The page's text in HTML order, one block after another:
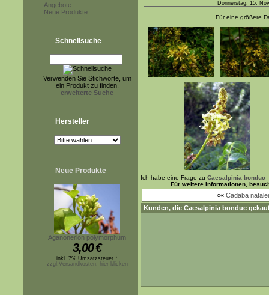
Angebote
Neue Produkte
Schnellsuche
Verwenden Sie Stichworte, um
ein Produkt zu finden.
erweiterte Suche
Hersteller
Neue Produkte
Aganonerion polymorphum
3,00€
inkl. 7% Umsatzsteuer *
zzgl.Versandkosten, hier klicken
Donnerstag, 15.
Für eine größere
Ich habe eine Frage zu Caesalpinia bonduc
Für weitere Informationen,
«« Cadaba
Kunden, die Caesalpinia bonduc